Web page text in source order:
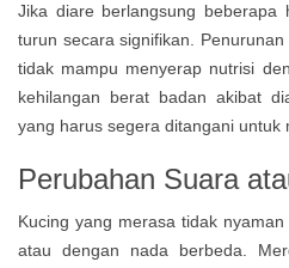
Jika diare berlangsung
turun secara signifikan.
tidak mampu menyerap nutrisi
kehilangan berat badan akibat
yang harus segera ditangani untuk
Perubahan Suara
Kucing yang merasa tidak
atau dengan nada berbeda.